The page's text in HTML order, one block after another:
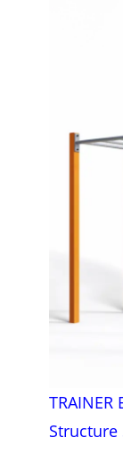
Structure